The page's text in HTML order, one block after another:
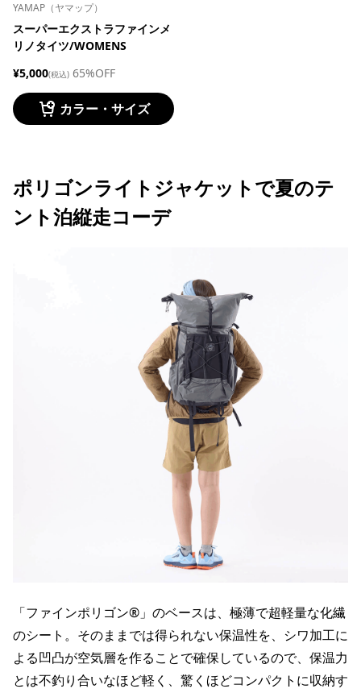
YAMAP（ヤマップ）
スーパーエクストラファインメ
リノタイツ/WOMENS
¥5,000(税込) 65%OFF
カラー・サイズ
ポリゴンライトジャケットで夏のテ
ント泊縦走コーデ
「ファインポリゴン®」のベースは、極薄で超軽量な化繊
のシート。そのままでは得られない保温性を、シワ加工に
よる凹凸が空気層を作ることで確保しているので、保温力
とは不釣り合いなほど軽く、驚くほどコンパクトに収納す